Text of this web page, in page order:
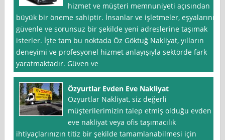
hizmet ve müşteri memnuniyeti açısından
büyük bir öneme sahiptir. İnsanlar ve işletmeler, eşyalarını
güvenle ve sorunsuz bir şekilde yeni adreslerine taşımak
isterler. İşte tam bu noktada Öz Göktuğ Nakliyat, yılların
deneyimi ve profesyonel hizmet anlayışıyla sektörde fark
yaratmaktadır. Güven ve
Özyurtlar Evden Eve Nakliyat
Özyurtlar Nakliyat, siz değerli
müşterilerimizin talep etmiş olduğu evden
eve nakliyat veya ofis taşımacılık
ihtiyaçlarınızın titiz bir şekilde tamamlanabilmesi için